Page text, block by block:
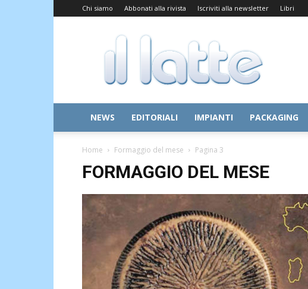
Chi siamo Abbonati alla rivista Iscriviti alla newsletter Libri
Il
Latte
NEWS EDITORIALI IMPIANTI PACKAGING
Home Formaggio del mese Pagina 3
FORMAGGIO DEL MESE